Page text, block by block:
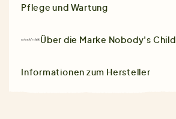
Pflege und Wartung
Über die Marke Nobody's Child
Informationen zum Hersteller